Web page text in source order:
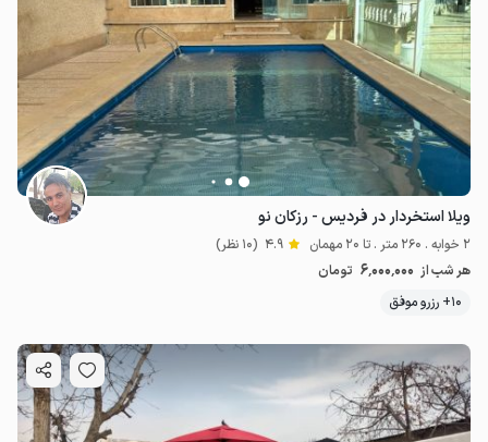
ویلا استخردار در فردیس - رزکان نو
2 خوابه . 260 متر . تا 20 مهمان 4.9 (10 نظر)
هر شب از 6٬000٬000 تومان
10+ رزرو موفق